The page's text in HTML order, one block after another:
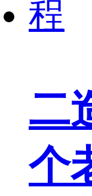
二
个